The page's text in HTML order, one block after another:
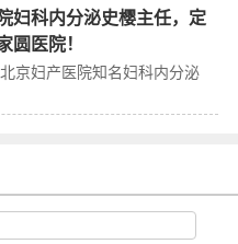
妇科内分泌史樱主任，定
圆医院！
京妇产医院知名妇科内分泌